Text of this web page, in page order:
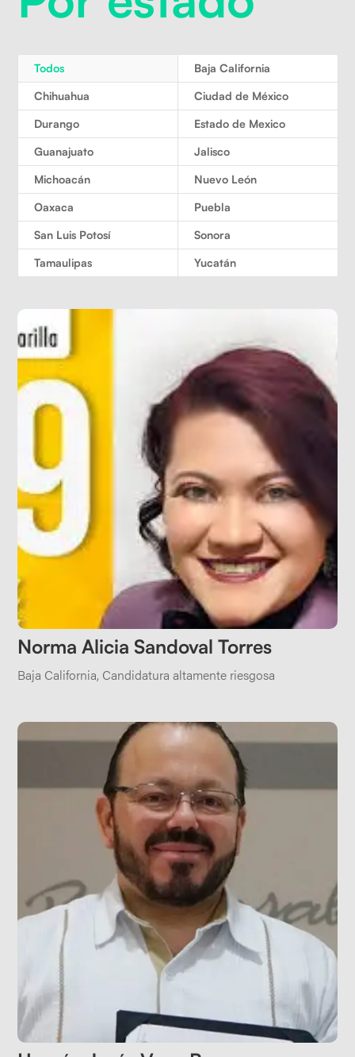
Todos Baja California
Chihuahua Ciudad de México
Durango Estado de Mexico
Guanajuato Jalisco
Michoacán Nuevo León
Oaxaca Puebla
San Luis Potosí Sonora
Tamaulipas Yucatán
Norma Alicia Sandoval Torres
Baja California, Candidatura altamente riesgosa